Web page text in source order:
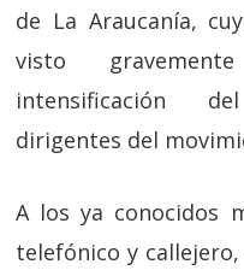
de La Araucanía,
visto
intensificación
dirigentes del
A los ya conocidos
telefónico y